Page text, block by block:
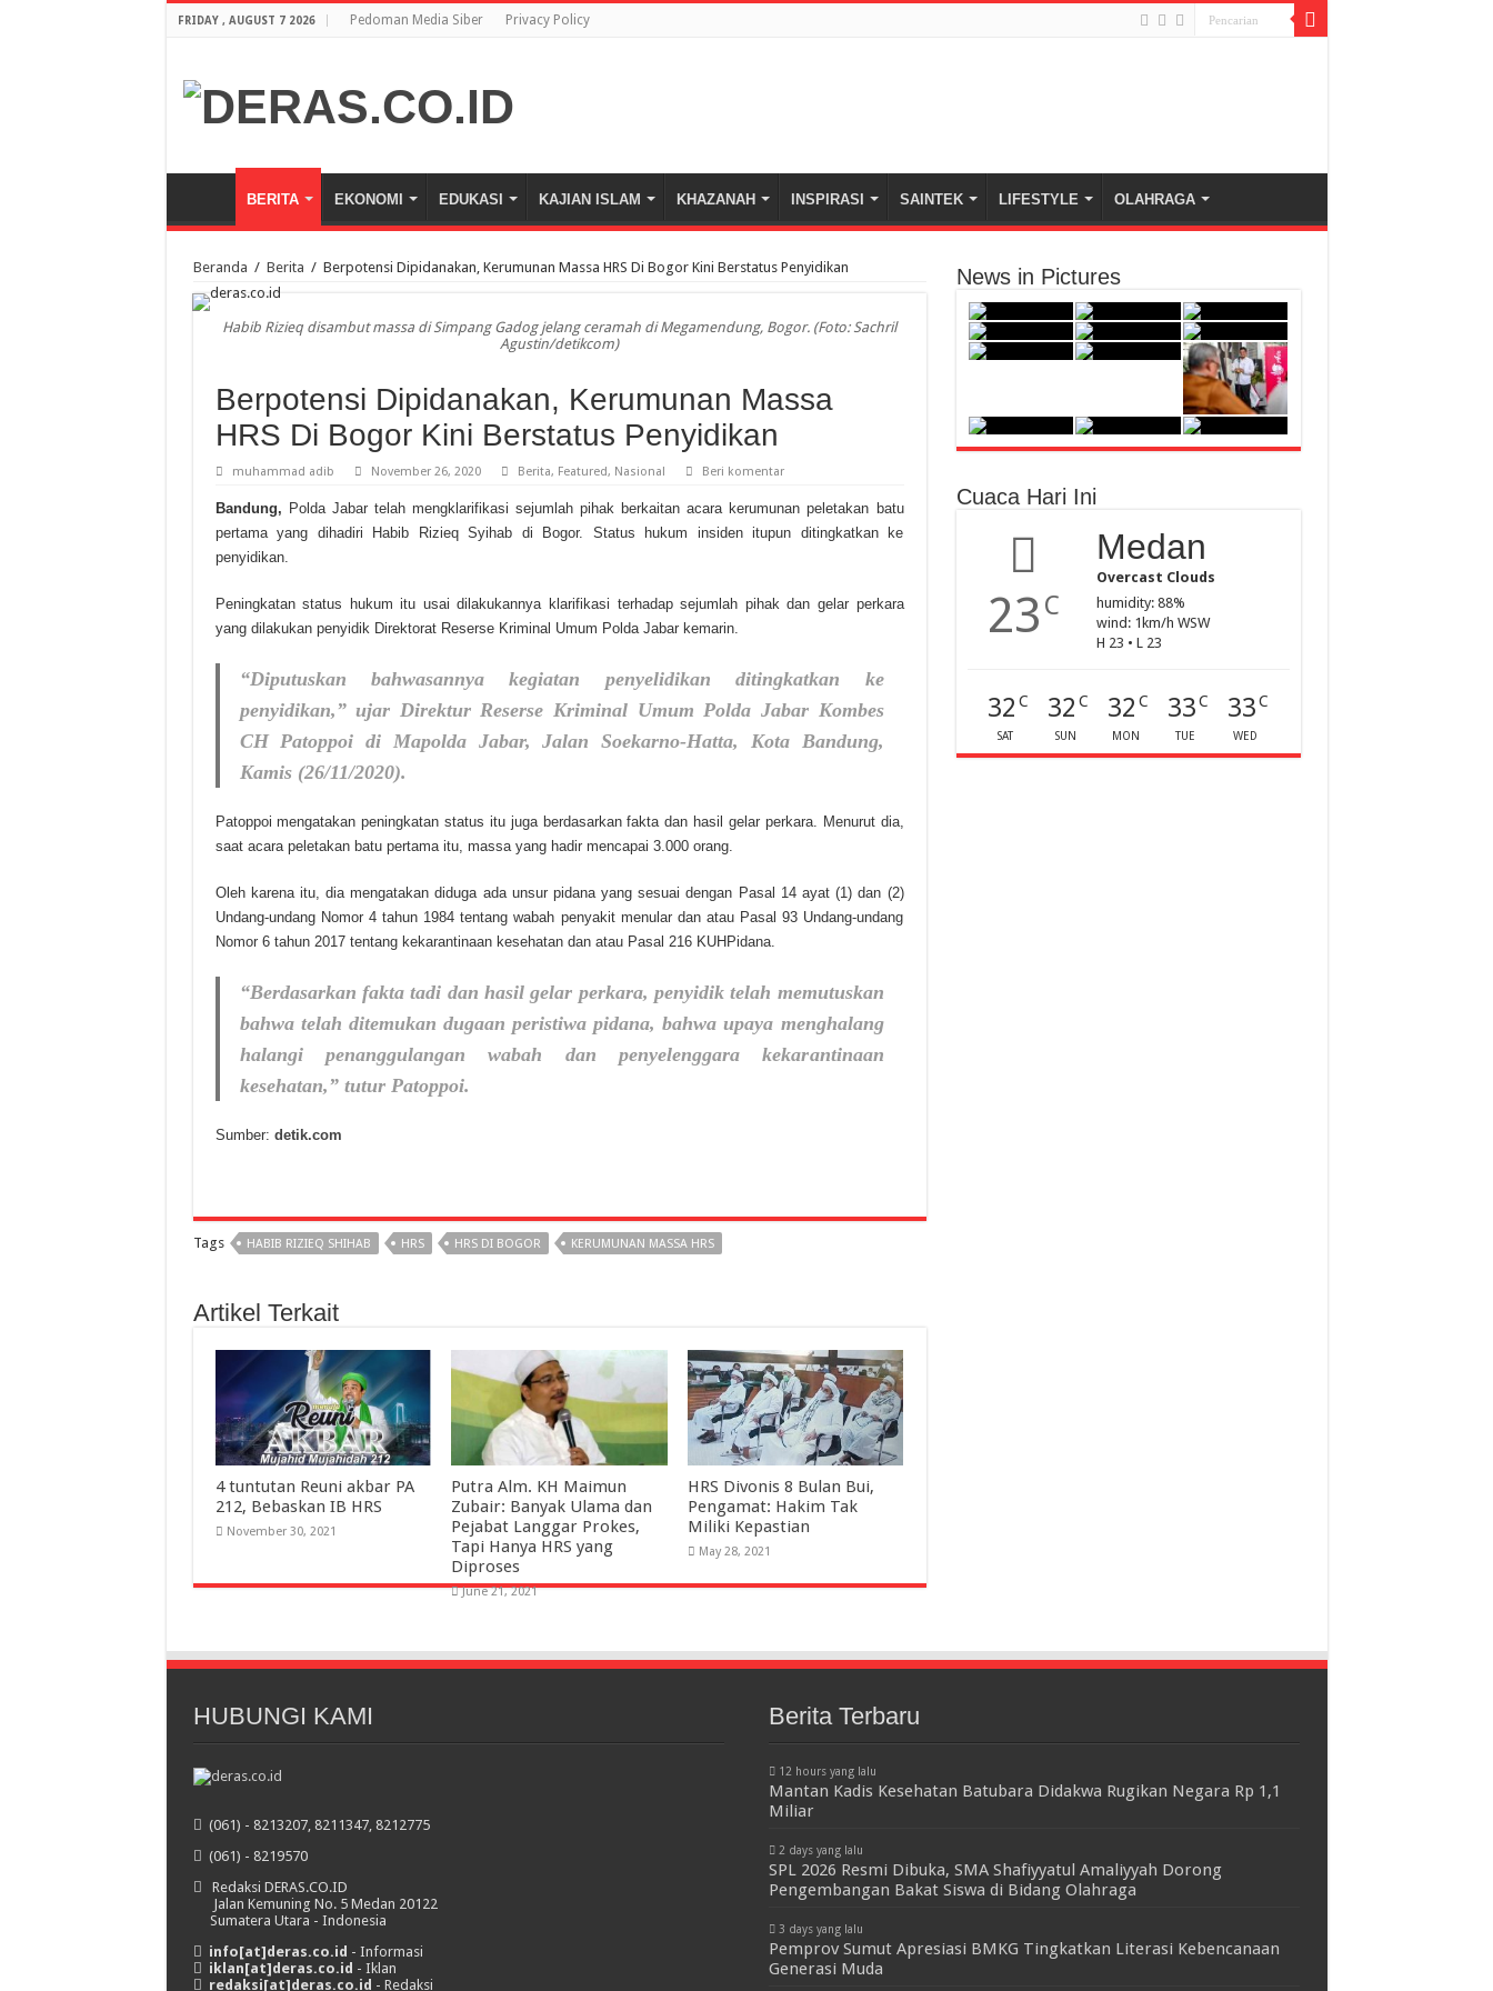
FRIDAY , AUGUST 7 2026 Pedoman Media Siber Privacy Policy
BERITA EKONOMI EDUKASI KAJIAN ISLAM KHAZANAH INSPIRASI SAINTEK LIFESTYLE OLAHRAGA
Beranda / Berita / Berpotensi Dipidanakan, Kerumunan Massa HRS Di Bogor Kini Berstatus Penyidikan
Habib Rizieq disambut massa di Simpang Gadog jelang ceramah di Megamendung, Bogor. (Foto: Sachril
Agustin/detikcom)
Berpotensi Dipidanakan, Kerumunan Massa
HRS Di Bogor Kini Berstatus Penyidikan
muhammad adib November 26, 2020 Berita, Featured, Nasional Beri komentar
Bandung, Polda Jabar telah mengklarifikasi sejumlah pihak berkaitan acara kerumunan peletakan batu
pertama yang dihadiri Habib Rizieq Syihab di Bogor. Status hukum insiden itupun ditingkatkan ke
penyidikan.
Peningkatan status hukum itu usai dilakukannya klarifikasi terhadap sejumlah pihak dan gelar perkara
yang dilakukan penyidik Direktorat Reserse Kriminal Umum Polda Jabar kemarin.
“Diputuskan bahwasannya kegiatan penyelidikan ditingkatkan ke
penyidikan,” ujar Direktur Reserse Kriminal Umum Polda Jabar Kombes
CH Patoppoi di Mapolda Jabar, Jalan Soekarno-Hatta, Kota Bandung,
Kamis (26/11/2020).
Patoppoi mengatakan peningkatan status itu juga berdasarkan fakta dan hasil gelar perkara. Menurut dia,
saat acara peletakan batu pertama itu, massa yang hadir mencapai 3.000 orang.
Oleh karena itu, dia mengatakan diduga ada unsur pidana yang sesuai dengan Pasal 14 ayat (1) dan (2)
Undang-undang Nomor 4 tahun 1984 tentang wabah penyakit menular dan atau Pasal 93 Undang-undang
Nomor 6 tahun 2017 tentang kekarantinaan kesehatan dan atau Pasal 216 KUHPidana.
“Berdasarkan fakta tadi dan hasil gelar perkara, penyidik telah memutuskan
bahwa telah ditemukan dugaan peristiwa pidana, bahwa upaya menghalang
halangi penanggulangan wabah dan penyelenggara kekarantinaan
kesehatan,” tutur Patoppoi.
Sumber: detik.com
Tags HABIB RIZIEQ SHIHAB HRS HRS DI BOGOR KERUMUNAN MASSA HRS
Artikel Terkait
4 tuntutan Reuni akbar PA
212, Bebaskan IB HRS
November 30, 2021
Putra Alm. KH Maimun
Zubair: Banyak Ulama dan
Pejabat Langgar Prokes,
Tapi Hanya HRS yang
Diproses
June 21, 2021
HRS Divonis 8 Bulan Bui,
Pengamat: Hakim Tak
Miliki Kepastian
May 28, 2021
News in Pictures
Cuaca Hari Ini
23 C
Medan
Overcast Clouds
humidity: 88%
wind: 1km/h WSW
H 23 • L 23
32 C
SAT
32 C
SUN
32 C
MON
33C
TUE
33C
WED
HUBUNGI KAMI
(061) - 8213207, 8211347, 8212775
(061) - 8219570
Redaksi DERAS.CO.ID
Jalan Kemuning No. 5 Medan 20122
Sumatera Utara - Indonesia
info[at]deras.co.id - Informasi
iklan[at]deras.co.id - Iklan
redaksi[at]deras.co.id - Redaksi
Berita Terbaru
12 hours yang lalu
Mantan Kadis Kesehatan Batubara Didakwa Rugikan Negara Rp 1,1
Miliar
2 days yang lalu
SPL 2026 Resmi Dibuka, SMA Shafiyyatul Amaliyyah Dorong
Pengembangan Bakat Siswa di Bidang Olahraga
3 days yang lalu
Pemprov Sumut Apresiasi BMKG Tingkatkan Literasi Kebencanaan
Generasi Muda